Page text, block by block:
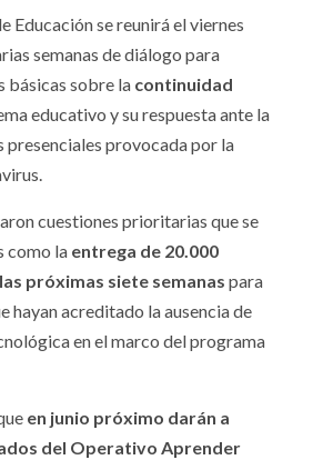
Educación se reunirá el viernes
semanas de diálogo para
básicas sobre la continuidad
educativo y su respuesta ante la
presenciales provocada por la
cuestiones prioritarias que se
como la entrega de 20.000
próximas siete semanas para
hayan acreditado la ausencia de
en el marco del programa
en junio próximo darán a
del Operativo Aprender